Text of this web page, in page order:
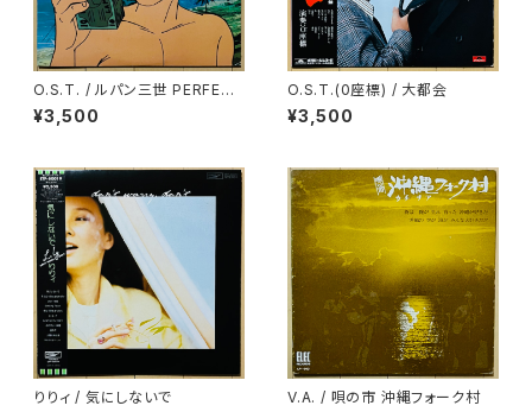
O.S.T. / ルパン三世 PERFECT
COLLECTION
¥3,500
O.S.T.(0座標) / 大都会
¥3,500
りりィ / 気にしないで V.A. / 唄の市 沖縄フォーク村